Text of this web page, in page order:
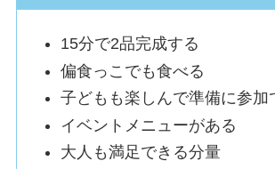
15分で2品完成する
偏食っこでも食べる
子どもも楽しんで準備に参加
イベントメニューがある
大人も満足できる分量